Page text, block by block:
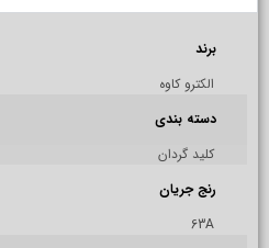
برند
الکترو کاوه
دسته بندی
کلید گردان
رنج جریان
63A